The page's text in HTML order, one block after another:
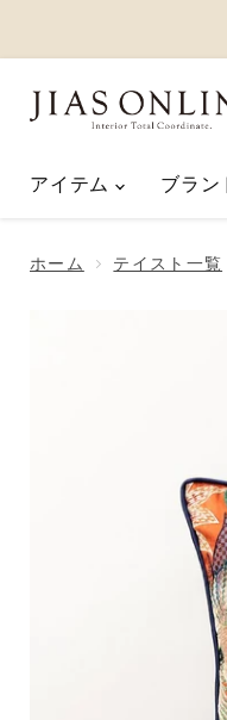
アイテム ブラン
2026.07.10 夏
【
ホーム テイスト一覧